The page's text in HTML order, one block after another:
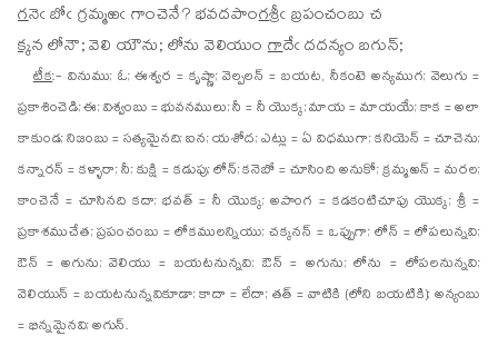
గనెఁబోఁ గ్రమ్మఱఁ గాంచెనే? భవదపాంగశ్రీఁ బ్రపంచంబు చ
క్కన లోనౌ; వెలి యౌను; లోను వెలియుంగాదేఁ దదన్యం బగున్;
టీక:- వినుము; ఓ; ఈశ్వర = కృష్ణా; వెల్పలన్ = బయట, నీకంటె అన్యముగ; వెలుగు =
ప్రకాశించెడి; ఈ; విశ్వంబు = భువనములు; నీ = నీ యొక్క; మాయ = మాయయే; కాక = అలా
కాకుండ; నిజంబు = సత్యమైనది; ఐన; యశోద; ఎట్లు = ఏ విధముగా; కనియెన్ = చూచెను;
కన్నారన్ = కళ్ళారా; నీ; కుక్షి = కడుపు; లోన్; కనెబో = చూసింది అనుకో; క్రమ్మఱన్ = మరల;
కాంచెనే = చూసినది కదా; భవత్ = నీ యొక్క; అపాంగ = కడకంటిచూపు యొక్క; శ్రీ =
ప్రకాశముచేత; ప్రపంచంబు = లోకములన్నియు; చక్కనన్ = ఒప్పుగా; లోన్ = లోపలున్నవి;
ఔన్ = అగును; వెలియు = బయటనున్నవి; ఔన్ = అగును; లోను = లోపలనున్నవి;
వెలియున్ = బయటనున్నవికూడా; కాదా = లేదా; తత్ = వాటికి (లోని బయటికి); అన్యంబు
= భిన్నమైనవి; అగున్.